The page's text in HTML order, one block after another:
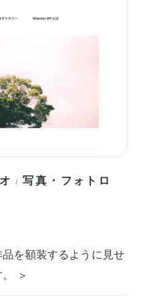
/写真・フォトロ
を額装するように見せ
＞